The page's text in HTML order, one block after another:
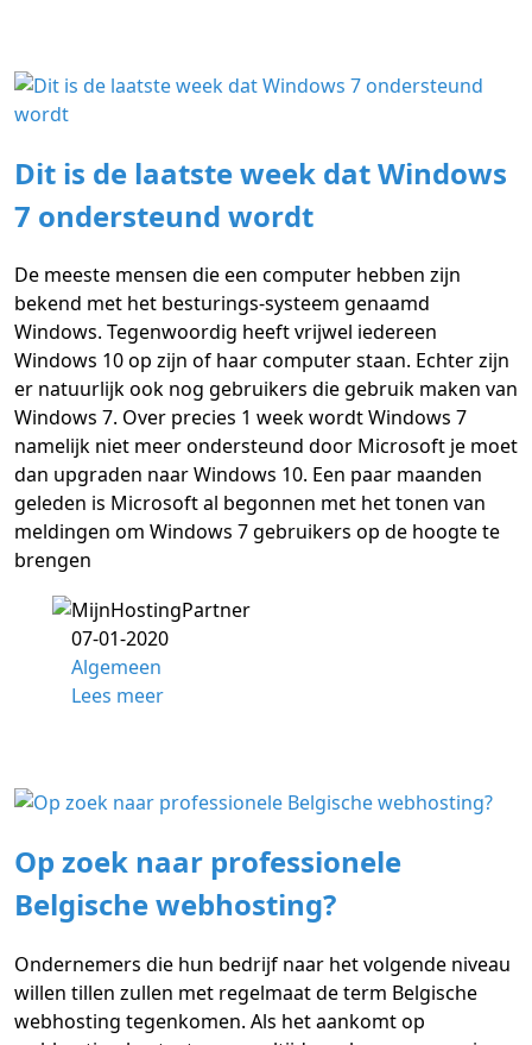
Dit is de laatste week dat Windows
7 ondersteund wordt
De meeste mensen die een computer hebben zijn
bekend met het besturings-systeem genaamd
Windows. Tegenwoordig heeft vrijwel iedereen
Windows 10 op zijn of haar computer staan. Echter zijn
er natuurlijk ook nog gebruikers die gebruik maken van
Windows 7. Over precies 1 week wordt Windows 7
namelijk niet meer ondersteund door Microsoft je moet
dan upgraden naar Windows 10. Een paar maanden
geleden is Microsoft al begonnen met het tonen van
meldingen om Windows 7 gebruikers op de hoogte te
brengen
07-01-2020
Algemeen
Lees meer
Op zoek naar professionele
Belgische webhosting?
Ondernemers die hun bedrijf naar het volgende niveau
willen tillen zullen met regelmaat de term Belgische
webhosting tegenkomen. Als het aankomt op